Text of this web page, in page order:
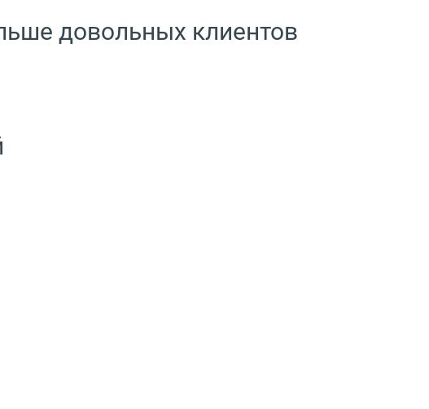
довольных клиентов